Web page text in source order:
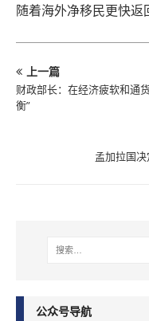
随着海外净移民更快返
上一篇
财政部长：在经济疲软和通
衡”
孟加拉国决
公众号导航